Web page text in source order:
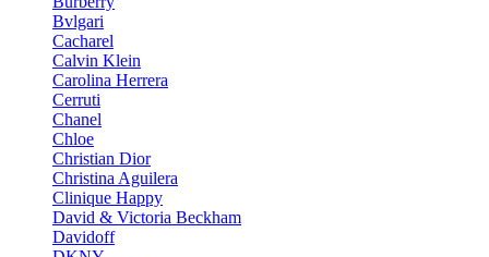
Bvlgari
Cacharel
Calvin Klein
Carolina Herrera
Cerruti
Chanel
Chloe
Christian Dior
Christina Aguilera
Clinique Happy
David & Victoria Beckham
Davidoff